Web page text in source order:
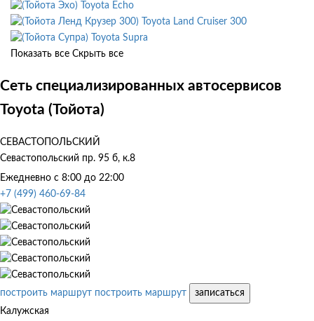
Toyota Echo
Toyota Land Cruiser 300
Toyota Supra
Показать все Скрыть все
Сеть специализированных автосервисов
Toyota (Тойота)
СЕВАСТОПОЛЬСКИЙ
Севастопольский пр. 95 б, к.8
Ежедневно с 8:00 до 22:00
+7 (499) 460-69-84
построить маршрут построить маршрут
записаться
Калужская